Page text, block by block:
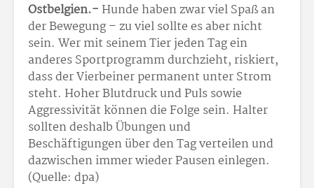
Ostbelgien.- Hunde haben zwar viel Spaß an
der Bewegung – zu viel sollte es aber nicht
sein. Wer mit seinem Tier jeden Tag ein
anderes Sportprogramm durchzieht, riskiert,
dass der Vierbeiner permanent unter Strom
steht. Hoher Blutdruck und Puls sowie
Aggressivität können die Folge sein. Halter
sollten deshalb Übungen und
Beschäftigungen über den Tag verteilen und
dazwischen immer wieder Pausen einlegen.
(Quelle: dpa)